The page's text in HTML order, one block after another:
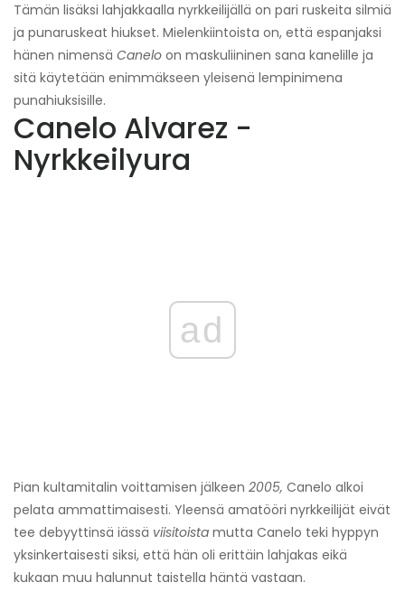
Tämän lisäksi lahjakkaalla nyrkkeilijällä on pari ruskeita silmiä
ja punaruskeat hiukset. Mielenkiintoista on, että espanjaksi
hänen nimensä Canelo on maskuliininen sana kanelille ja
sitä käytetään enimmäkseen yleisenä lempinimena
punahiuksisille.
Canelo Alvarez -
Nyrkkeilyura
ad
Pian kultamitalin voittamisen jälkeen 2005, Canelo alkoi
pelata ammattimaisesti. Yleensä amatööri nyrkkeilijät eivät
tee debyyttinsä iässä viisitoista mutta Canelo teki hyppyn
yksinkertaisesti siksi, että hän oli erittäin lahjakas eikä
kukaan muu halunnut taistella häntä vastaan.